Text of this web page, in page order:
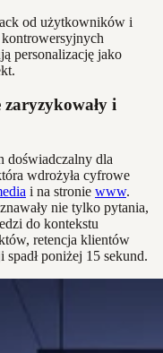
od użytkowników i
kontrowersyjnych
personalizację jako
i
doświadczalny dla
wdrożyła cyfrowe
i na stronie www.
nie tylko pytania,
do kontekstu
retencja klientów
spadł poniżej 15 sekund.